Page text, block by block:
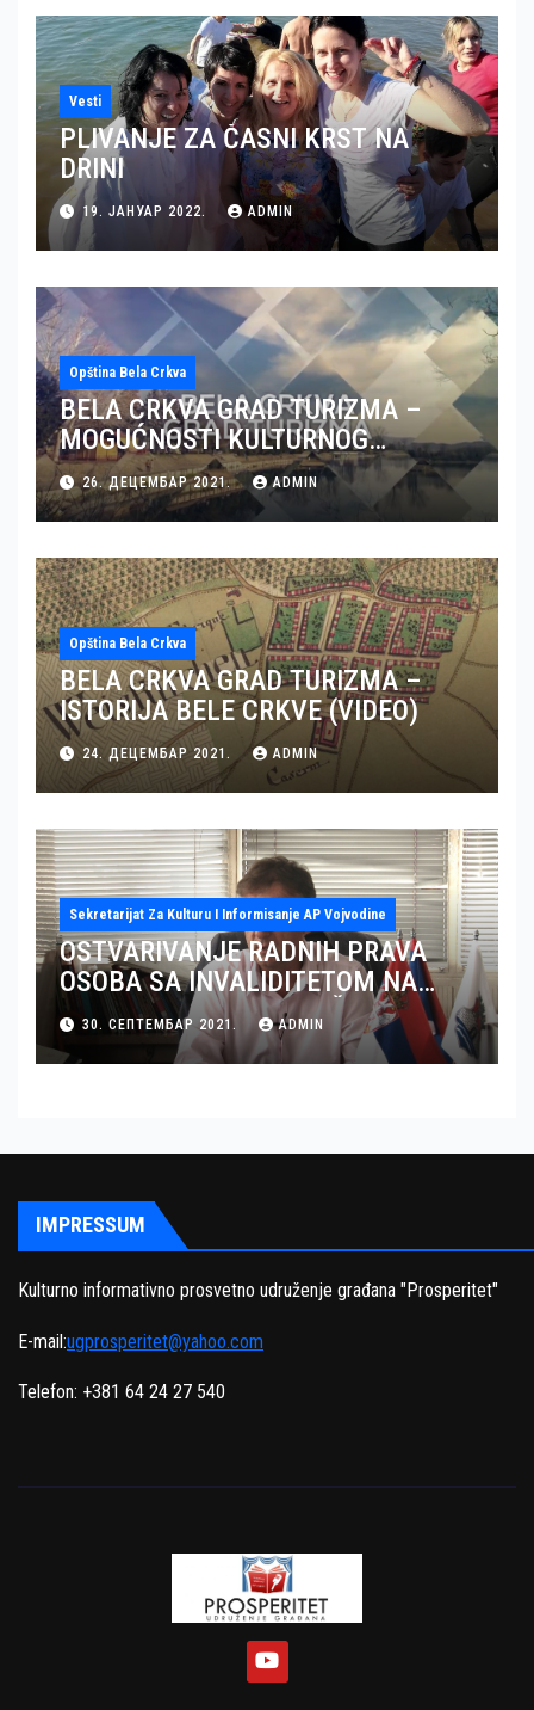
Vesti
PLIVANJE ZA ČASNI KRST NA
DRINI
19. ЈАНУАР 2022. ADMIN
Opština Bela Crkva
BELA CRKVA GRAD TURIZMA –
MOGUĆNOSTI KULTURNOG
TURIZMA U BELOJ CRKVI (VIDEO)
26. ДЕЦЕМБАР 2021. ADMIN
Opština Bela Crkva
BELA CRKVA GRAD TURIZMA –
ISTORIJA BELE CRKVE (VIDEO)
24. ДЕЦЕМБАР 2021. ADMIN
Sekretarijat Za Kulturu I Informisanje AP Vojvodine
OSTVARIVANJE RADNIH PRAVA
OSOBA SA INVALIDITETOM NA
TERITORIJI OKRUGA JUŽNI BANAT
– GRAD PANČEVO
30. СЕПТЕМБАР 2021. ADMIN
IMPRESSUM
Kulturno informativno prosvetno udruženje građana "Prosperitet"
E-mail:ugprosperitet@yahoo.com
Telefon: +381 64 24 27 540